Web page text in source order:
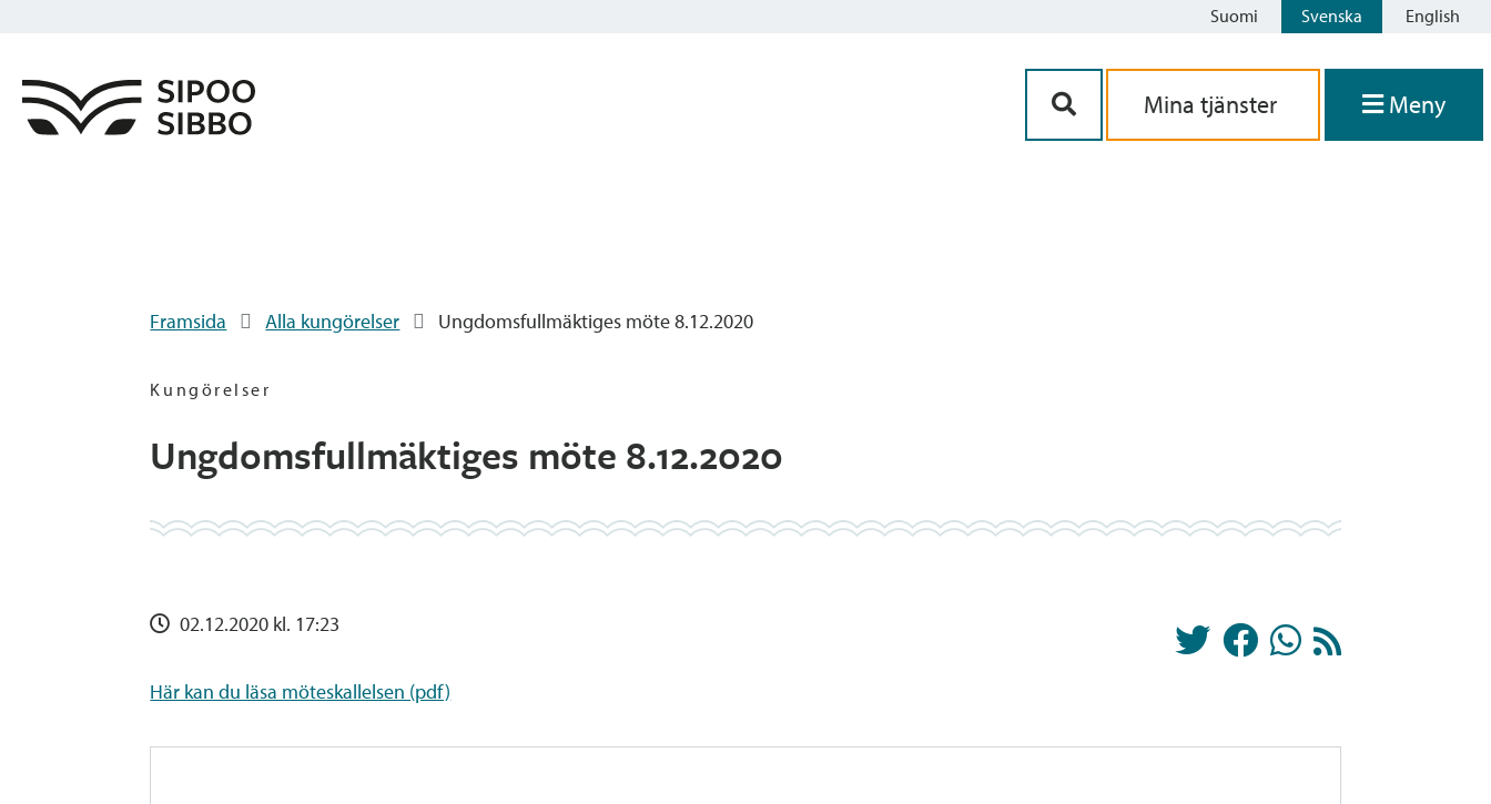
Suomi Svenska English
Mina tjänster Meny
Framsida Alla kungörelser Ungdomsfullmäktiges möte 8.12.2020
Kungörelser
Ungdomsfullmäktiges möte 8.12.2020
02.12.2020 kl. 17:23
Här kan du läsa möteskallelsen (pdf)